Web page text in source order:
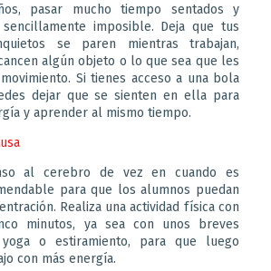
pasar mucho tiempo sentados y
imposible. Deja que tus
se paren mientras trabajan,
algún objeto o lo que sea que les
Si tienes acceso a una bola
dejar que se sienten en ella para
y aprender al mismo tiempo.
al cerebro de vez en cuando es
para que los alumnos puedan
Realiza una actividad física con
minutos, ya sea con unos breves
o estiramiento, para que luego
con más energía.